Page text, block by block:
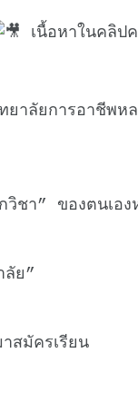
เนื้อหาในคลิป
ลัยการอาชีพหล
ชา” ของตนเอง
ยาลัย”
สมัครเรียน